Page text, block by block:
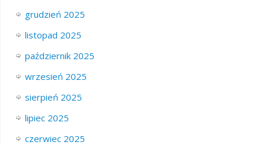
grudzień 2025
listopad 2025
październik 2025
wrzesień 2025
sierpień 2025
lipiec 2025
czerwiec 2025